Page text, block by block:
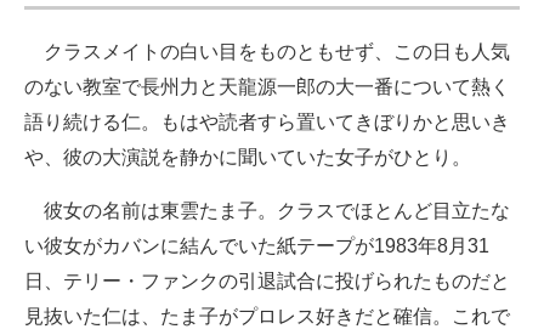
クラスメイトの白い目をものともせず、この日も人気
のない教室で長州力と天龍源一郎の大一番について熱く
語り続ける仁。もはや読者すら置いてきぼりかと思いき
や、彼の大演説を静かに聞いていた女子がひとり。
彼女の名前は東雲たま子。クラスでほとんど目立たな
い彼女がカバンに結んでいた紙テープが1983年8月31
日、テリー・ファンクの引退試合に投げられたものだと
見抜いた仁は、たま子がプロレス好きだと確信。これで